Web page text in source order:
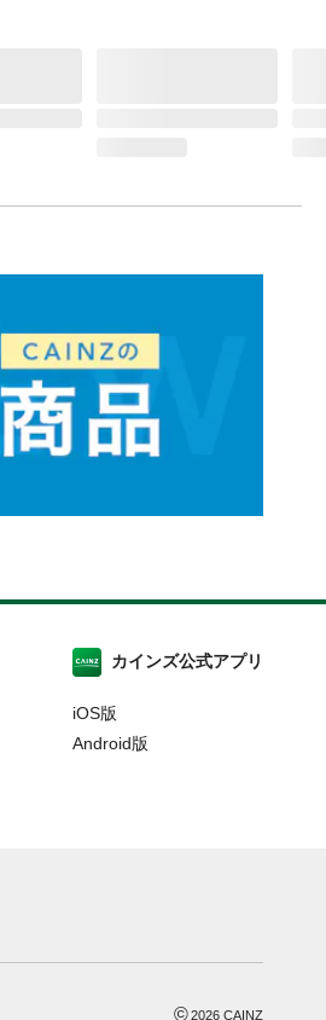
カインズ公式アプリ
iOS版
Android版
©2026 CAINZ